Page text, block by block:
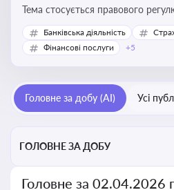
Тема стосується правового
переоформлення, анулювання
необхідних для провадження
Банківська діяльність
Фінансові послуги
+5
Головне за добу (AI) Усі
ГОЛОВНЕ ЗА ДОБУ
Головне за 02.04.2026